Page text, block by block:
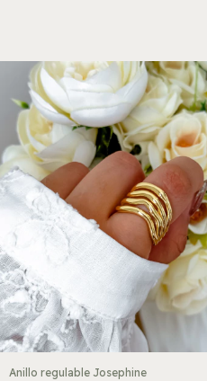
Anillo regulable Josephine